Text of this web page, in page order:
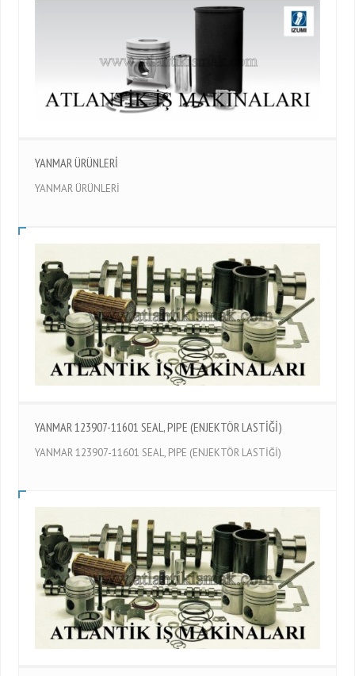
YANMAR ÜRÜNLERİ
YANMAR ÜRÜNLERİ
YANMAR 123907-11601 SEAL, PIPE (ENJEKTÖR LASTİĞİ)
YANMAR 123907-11601 SEAL, PIPE (ENJEKTÖR LASTİĞİ)